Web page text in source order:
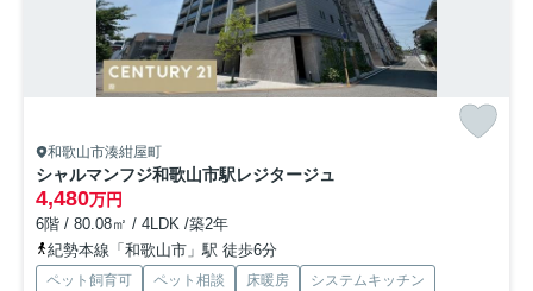
和歌山市湊紺屋町
シャルマンフジ和歌山市駅レジタージュ
4,480万円
6階 / 80.08㎡ / 4LDK /築2年
紀勢本線「和歌山市」駅 徒歩6分
ペット飼育可 ペット相談 床暖房
システムキッチン